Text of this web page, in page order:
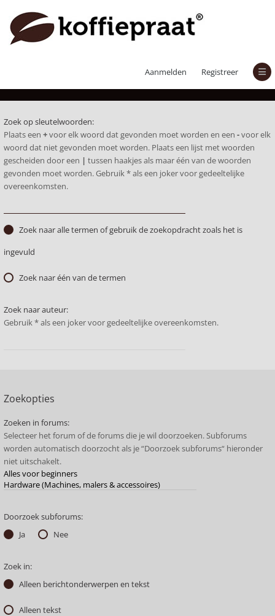
Aanmelden Registreer
Zoek op sleutelwoorden:
Plaats een +voor elk woord dat gevonden moet worden en een -voor elk
woord dat niet gevonden moet worden. Plaats een lijst met woorden
gescheiden door een | tussen haakjes als maar één van de woorden
gevonden moet worden. Gebruik * als een joker voor gedeeltelijke
overeenkomsten.
Zoek naar alle termen of gebruik de zoekopdracht zoals het is
ingevuld
Zoek naar één van de termen
Zoek naar auteur:
Gebruik * als een joker voor gedeeltelijke overeenkomsten.
Zoekopties
Zoeken in forums:
Selecteer het forum of de forums die je wil doorzoeken. Subforums
worden automatisch doorzocht als je “Doorzoek subforums“ hieronder
niet uitschakelt.
Doorzoek subforums:
Ja
Nee
Zoek in:
Alleen berichtonderwerpen en tekst
Alleen tekst